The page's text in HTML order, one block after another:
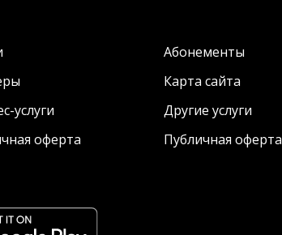
Абонементы
Карта сайта
услуги
Другие услуги
оферта
Публичная оферта